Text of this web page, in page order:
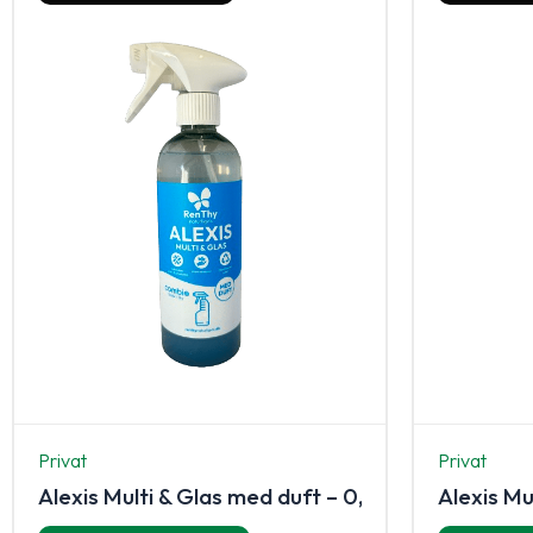
Privat
Alexis Multi & Glas med duft – 0,5 L
Privat
Alexis